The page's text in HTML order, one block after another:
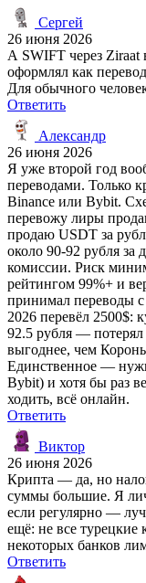
Сергей
26 июня 2026
А SWIFT через
оформлял как
Для обычного
Ответить
Александр
26 июня 2026
Я уже второй год
переводами. Только
Binance или Bybit.
перевожу лиры
продаю USDT за
около 90-92 рубля за
комиссии. Риск
рейтингом 99%+ и
принимал переводы с
2026 перевёл 2500$:
92.5 рубля —
выгоднее, чем
Единственное —
Bybit) и хотя бы раз
ходить, всё онлайн.
Ответить
Виктор
26 июня 2026
Крипта — да, но
суммы большие. Я
если регулярно —
ещё: не все турецкие
некоторых банков
Ответить